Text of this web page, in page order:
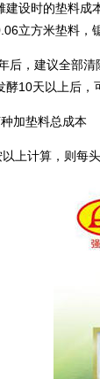
建设时的垫料成
立方米垫料，
，建议全部清
酵10天以上后，
加垫料总成本
计算，则每头